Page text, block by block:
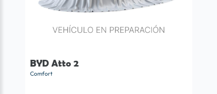
BYD Atto 2
Comfort